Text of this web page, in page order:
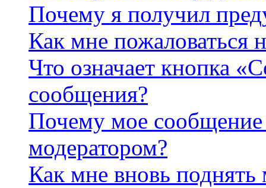
Почему я получил
Как мне пожаловаться
Что означает кнопка
сообщения?
Почему мое сообщение
модератором?
Как мне вновь